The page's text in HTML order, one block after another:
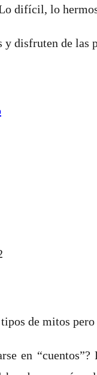
difícil, lo
disfruten de
de mitos
en